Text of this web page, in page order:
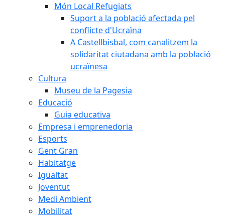
Món Local Refugiats
Suport a la població afectada pel
conflicte d'Ucraïna
A Castellbisbal, com canalitzem la
solidaritat ciutadana amb la població
ucraïnesa
Cultura
Museu de la Pagesia
Educació
Guia educativa
Empresa i emprenedoria
Esports
Gent Gran
Habitatge
Igualtat
Joventut
Medi Ambient
Mobilitat